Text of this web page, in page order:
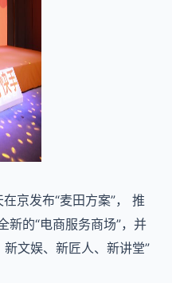
京发布“麦田方案”， 推
新的“电商服务商场”，并
文娱、新匠人、新讲堂”